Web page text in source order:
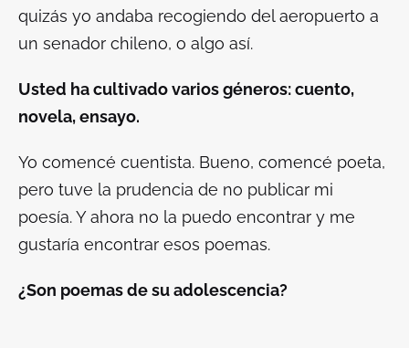
quizás yo andaba recogiendo del aeropuerto a
un senador chileno, o algo así.
Usted ha cultivado varios géneros: cuento,
novela, ensayo.
Yo comencé cuentista. Bueno, comencé poeta,
pero tuve la prudencia de no publicar mi
poesía. Y ahora no la puedo encontrar y me
gustaría encontrar esos poemas.
¿Son poemas de su adolescencia?